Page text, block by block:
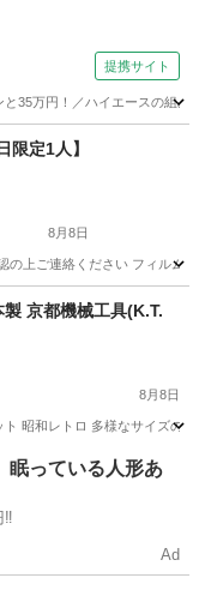
提携サイト
35万円！／ハイエースの組
限定1人】
8月8日
上ご連絡ください フィルム
製 京都機械工具(K.T.
8月8日
昭和レトロ 多様なサイズの
ソケットレンチ
眠っている人形あ
‼️
Ad